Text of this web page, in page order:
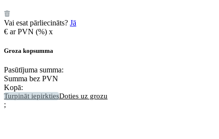
Vai esat pārliecināts? Jā
€ ar PVN (%) x
Groza kopsumma
Pasūtījuma summa:
Summa bez PVN
Kopā:
Turpināt iepirktiesDoties uz grozu
;